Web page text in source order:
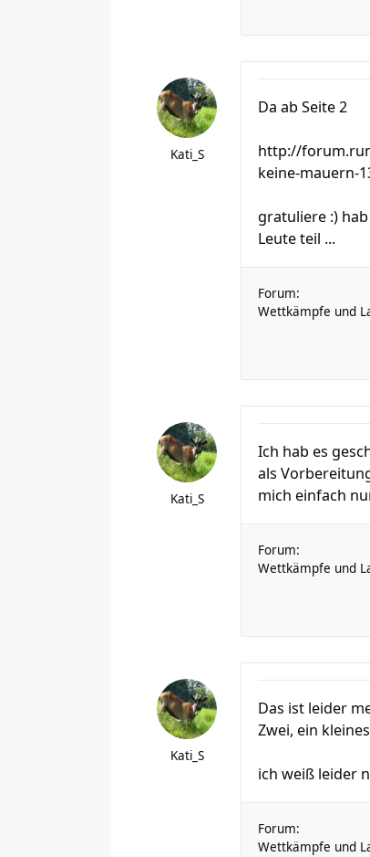
Kati_S
Da ab Seite 2
http://
keine-mauern-
gratuliere :)
Leute teil ...
Forum:
Wettkämpfe und
Kati_S
Ich hab es
als
mich einfach
Forum:
Wettkämpfe und
Kati_S
Das ist leider
Zwei, ein
ich weiß leider
Forum:
Wettkämpfe und